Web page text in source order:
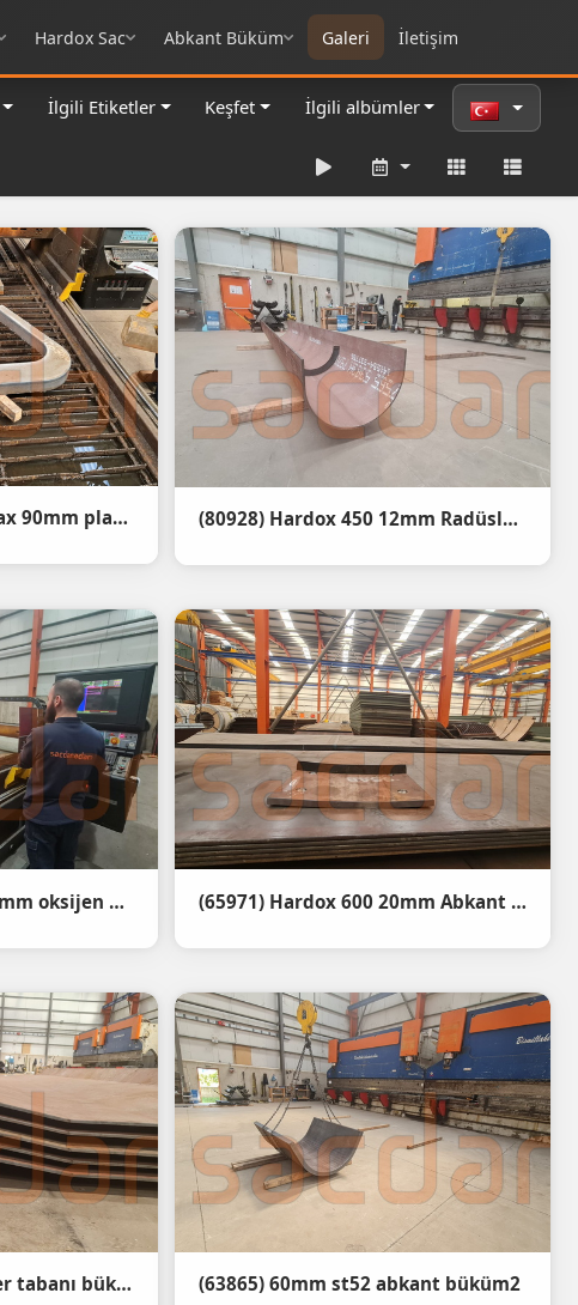
Hardox Sac Abkant Büküm Galeri İletişim
İlgili Etiketler Keşfet İlgili albümler
(82191) s690ql dillimax 90mm plazma kesim (80928) Hardox 450 12mm Radüslü Abkant Büküm
(68074) Quard 400 50mm oksijen kesim işlemi (65971) Hardox 600 20mm Abkant Büküm - Hardox 600 20mm steel bending - 1
(64474) HB450 damper tabanı bükümü (63865) 60mm st52 abkant büküm2